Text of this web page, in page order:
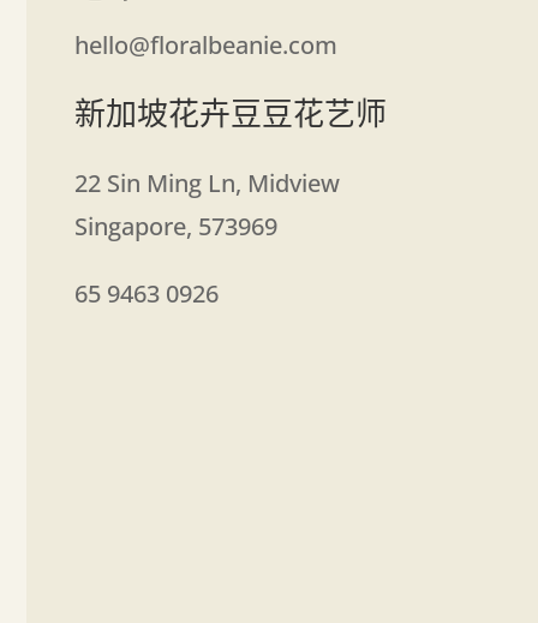
hello@floralbeanie.com
新加坡花卉豆豆花艺师
22 Sin Ming Ln, Midview
Singapore, 573969
65 9463 0926